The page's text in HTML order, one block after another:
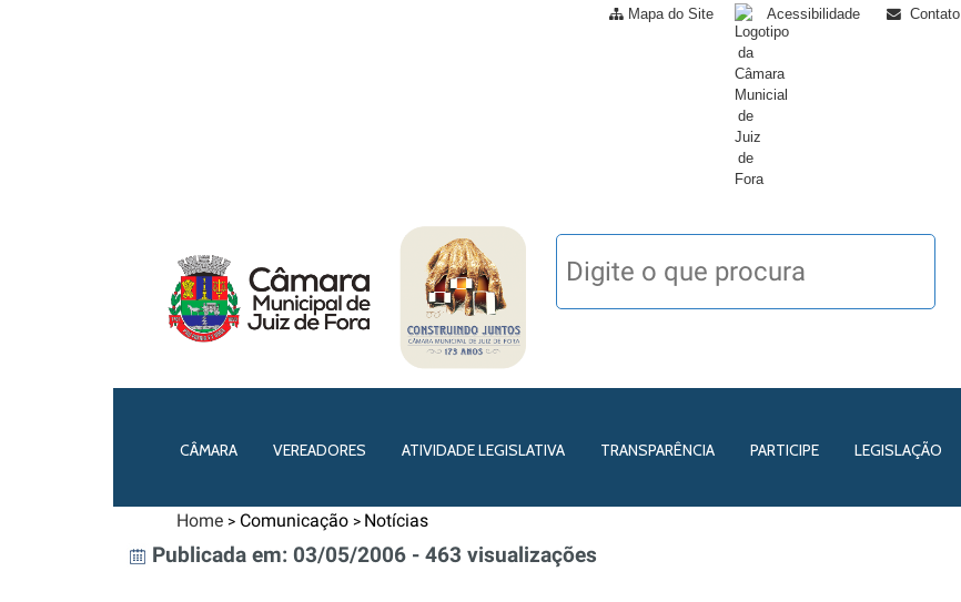
Mapa do Site Acessibilidade Contato
CÂMARA VEREADORES ATIVIDADE LEGISLATIVA TRANSPARÊNCIA PARTICIPE LEGISLAÇÃO
Home > Comunicação > Notícias
Publicada em: 03/05/2006 - 463 visualizações